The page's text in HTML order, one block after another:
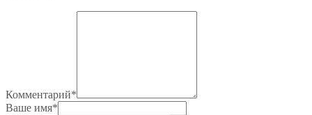
Комментарий*
Ваше имя*